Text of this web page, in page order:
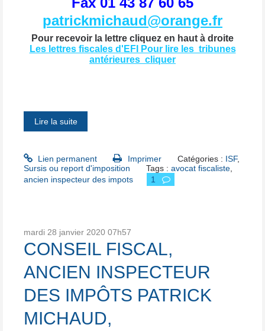
patrickmichaud@orange.fr
Pour recevoir la lettre cliquez en haut à droite
Les lettres fiscales d'EFI Pour lire les tribunes
antérieures cliquer
Lire la suite
Lien permanent Imprimer Catégories : ISF,
Sursis ou report d'imposition
Tags :avocat fiscaliste
ancien inspecteur des impots
1
mardi 28 janvier 2020 07h57
CONSEIL FISCAL,
ANCIEN INSPECTEUR
DES IMPÔTS PATRICK
MICHAUD,